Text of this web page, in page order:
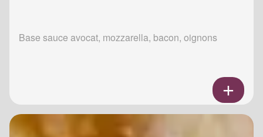
Base sauce avocat, mozzarella, bacon, oignons